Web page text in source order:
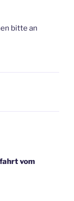
bitte an
vom